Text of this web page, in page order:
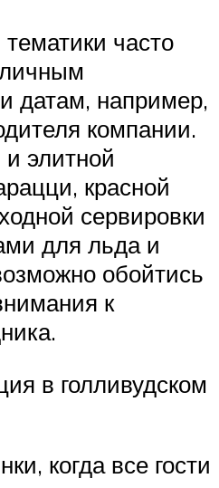
часто
датам, например,
компании.
элитной
красной
сервировки
для льда и
обойтись
к
в голливудском
когда все гости